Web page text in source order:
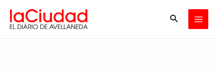
contenido
Buscar